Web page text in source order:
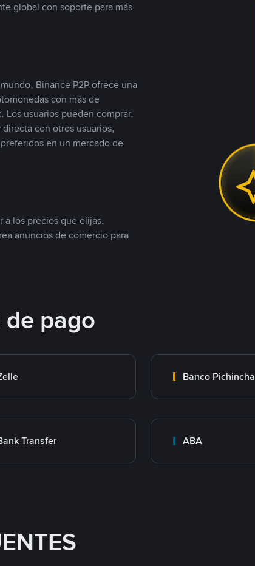
global con soporte para más
Binance P2P ofrece una
con más de
Los usuarios pueden comprar,
con otros usuarios,
en un mercado de
a los precios que elijas.
anuncios de comercio para
pago
Banco Pichincha
Transfer ABA